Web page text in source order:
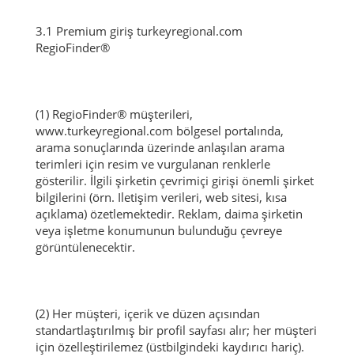
3.1 Premium giriş turkeyregional.com
RegioFinder®
(1) RegioFinder® müşterileri,
www.turkeyregional.com bölgesel portalında,
arama sonuçlarında üzerinde anlaşılan arama
terimleri için resim ve vurgulanan renklerle
gösterilir. İlgili şirketin çevrimiçi girişi önemli şirket
bilgilerini (örn. Iletişim verileri, web sitesi, kısa
açıklama) özetlemektedir. Reklam, daima şirketin
veya işletme konumunun bulunduğu çevreye
görüntülenecektir.
(2) Her müşteri, içerik ve düzen açısından
standartlaştırılmış bir profil sayfası alır; her müşteri
için özelleştirilemez (üstbilgindeki kaydırıcı hariç).